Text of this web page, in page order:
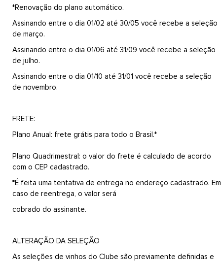
*Renovação do plano automático.
Assinando entre o dia 01/02 até 30/05 você recebe a seleção
de março.
Assinando entre o dia 01/06 até 31/09 você recebe a seleção
de julho.
Assinando entre o dia 01/10 até 31/01 você recebe a seleção
de novembro.
FRETE:
Plano Anual: frete grátis para todo o Brasil.*
Plano Quadrimestral: o valor do frete é calculado de acordo
com o CEP cadastrado.
*É feita uma tentativa de entrega no endereço cadastrado. Em
caso de reentrega, o valor ser
cobrado do assinante.
ALTERAÇÃO DA SELEÇÃO
As seleções de vinhos do Clube são previamente definidas e